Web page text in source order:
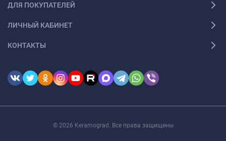
ДЛЯ ПОКУПАТЕЛЕЙ
ЛИЧНЫЙ КАБИНЕТ
КОНТАКТЫ
© 2026 Keramograd. Все права защищены